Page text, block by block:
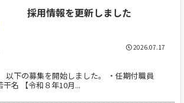
採用情報を更新しました
以下の募集を開始しました。 ・任期付職員
名 【令和８年10月...
2026.07.17